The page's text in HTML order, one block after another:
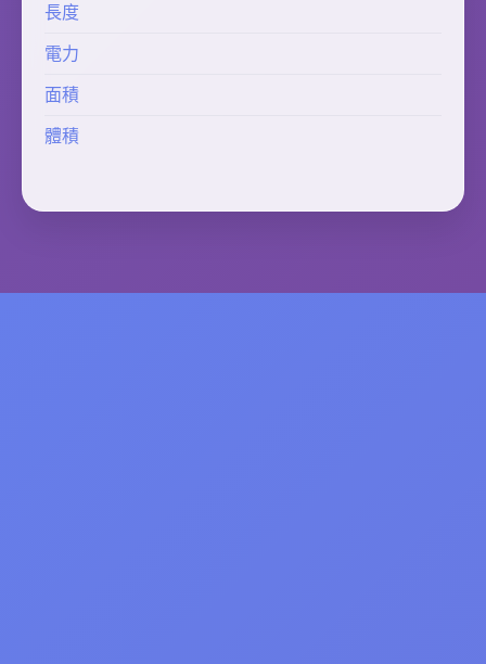
長度
電力
面積
體積